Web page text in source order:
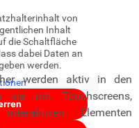
von
Inhalt
die Schaltfläche
dabei Daten an
werden.
werden aktiv in den
sie mit Touchscreens,
Elementen